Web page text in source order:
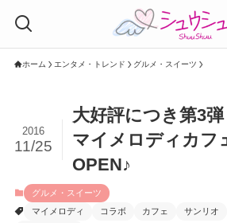
ホーム エンタメ・トレンド グルメ・スイーツ
大好評につき第3
マイメロディカフ
OPEN♪
2016
11/25
グルメ・スイーツ
マイメロディ
コラボ カフェ サンリオ